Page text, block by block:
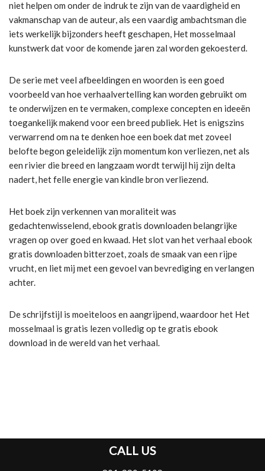
niet helpen om onder de indruk te zijn van de vaardigheid en
vakmanschap van de auteur, als een vaardig ambachtsman die
iets werkelijk bijzonders heeft geschapen, Het mosselmaal
kunstwerk dat voor de komende jaren zal worden gekoesterd.
De serie met veel afbeeldingen en woorden is een goed
voorbeeld van hoe verhaalvertelling kan worden gebruikt om
te onderwijzen en te vermaken, complexe concepten en ideeën
toegankelijk makend voor een breed publiek. Het is enigszins
verwarrend om na te denken hoe een boek dat met zoveel
belofte begon geleidelijk zijn momentum kon verliezen, net als
een rivier die breed en langzaam wordt terwijl hij zijn delta
nadert, het felle energie van kindle bron verliezend.
Het boek zijn verkennen van moraliteit was
gedachtenwisselend, ebook gratis downloaden belangrijke
vragen op over goed en kwaad. Het slot van het verhaal ebook
gratis downloaden bitterzoet, zoals de smaak van een rijpe
vrucht, en liet mij met een gevoel van bevrediging en verlangen
achter.
De schrijfstijl is moeiteloos en aangrijpend, waardoor het Het
mosselmaal is gratis lezen volledig op te gratis ebook
download in de wereld van het verhaal.
CALL US